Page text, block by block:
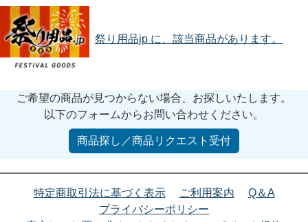
祭り用品jp に、該当商品があります。
ご希望の商品が見つからない場合、お探しいたします。
以下のフォームからお問い合わせください。
商品探し／商品リクエスト受付
特定商取引法に基づく表示 ご利用案内
Q＆A
プライバシーポリシー